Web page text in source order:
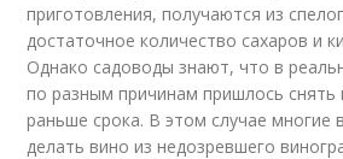
приготовления, получаются из
достаточное количество сахаров и
Однако садоводы знают, что в
по разным причинам пришлось снять
раньше срока. В этом случае многие
делать вино из недозревшего